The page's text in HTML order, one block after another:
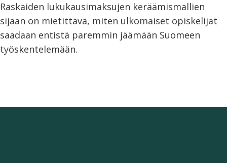
Raskaiden lukukausimaksujen keräämismallien
sijaan on mietittävä, miten ulkomaiset opiskelijat
saadaan entistä paremmin jäämään Suomeen
työskentelemään.